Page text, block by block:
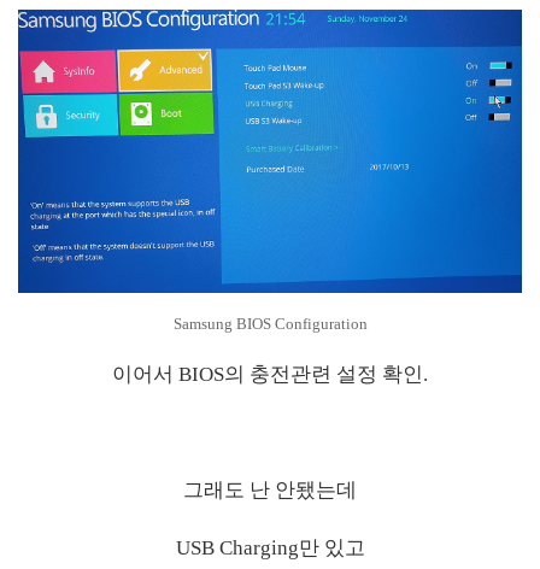
Samsung BIOS Configuration
이어서 BIOS의 충전관련 설정 확인.
그래도 난 안됐는데
USB Charging만 있고